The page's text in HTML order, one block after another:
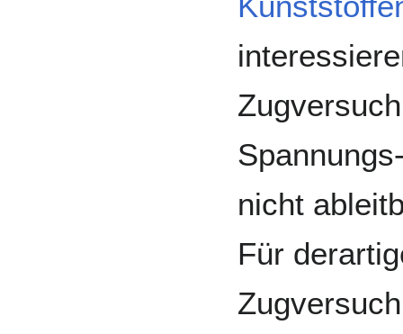
nicht
Für